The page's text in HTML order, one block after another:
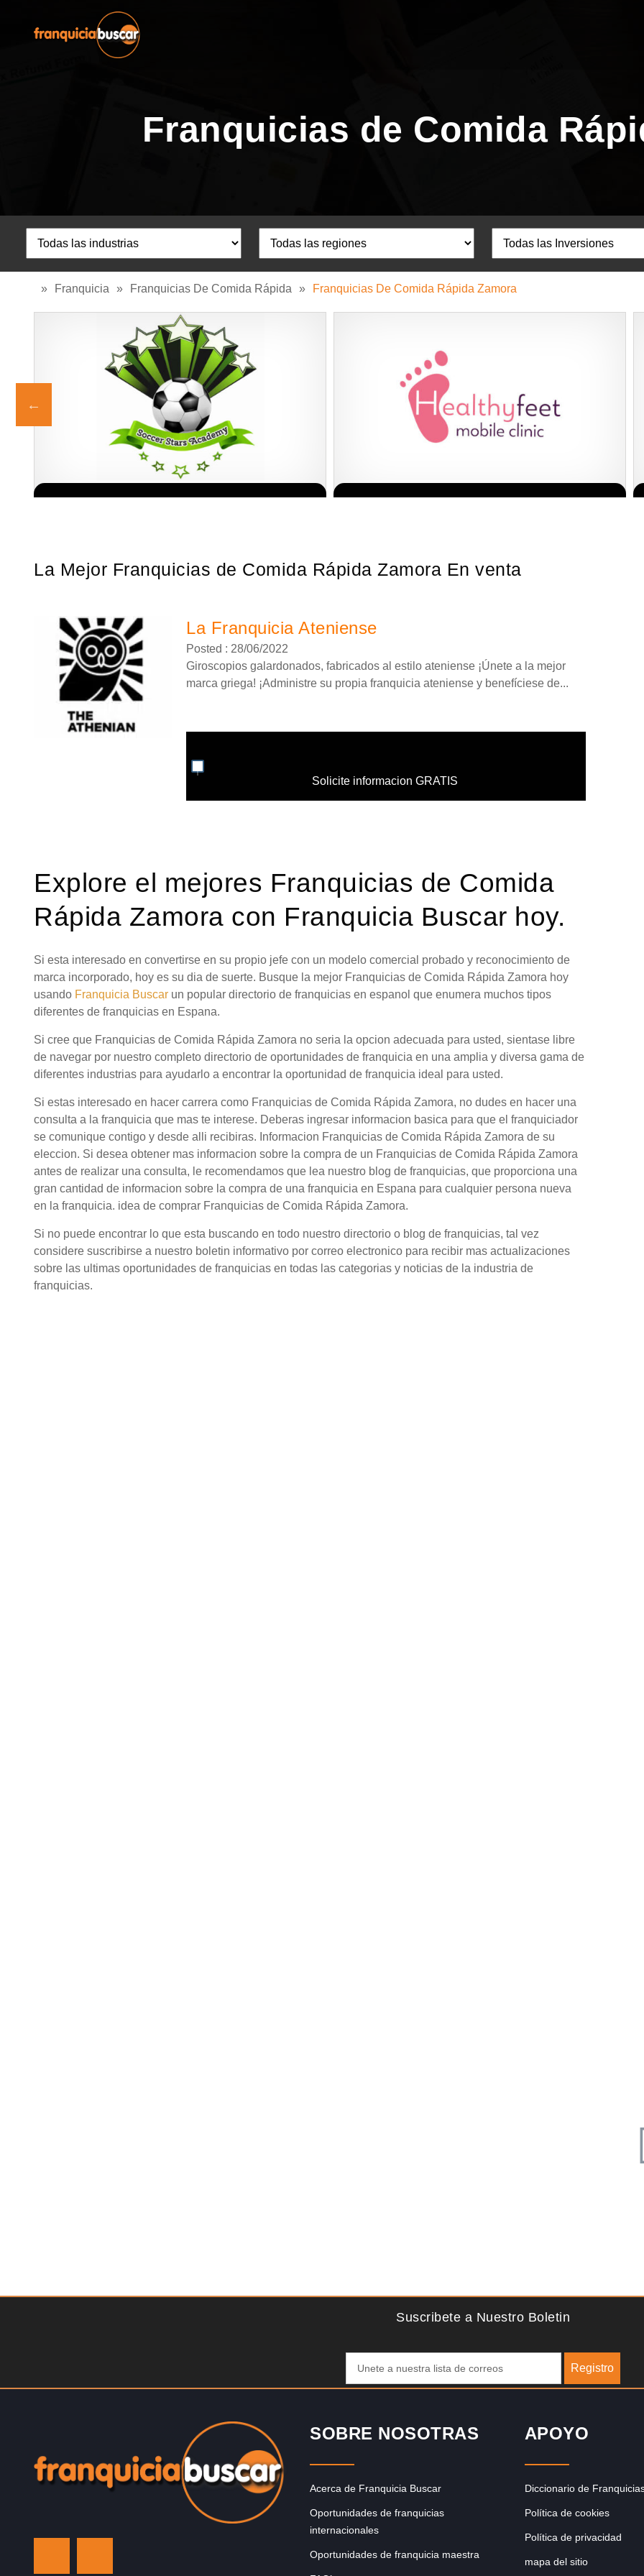
Franquicias de Comida
» Franquicia » Franquicias De Comida Rápida » Franquicias De Comida Rápida Zamora
La Mejor Franquicias de Comida Rápida Zamora En venta
La Franquicia Ateniense
Posted : 28/06/2022
Giroscopios galardonados, fabricados al estilo ateniense ¡Únete a la mejor
marca griega! ¡Administre su propia franquicia ateniense y benefíciese de...
Solicite informacion GRATIS
Explore el mejores Franquicias de Comida
Rápida Zamora con Franquicia Buscar hoy.
Si esta interesado en convertirse en su propio jefe con un modelo comercial probado y reconocimiento de
marca incorporado, hoy es su dia de suerte. Busque la mejor Franquicias de Comida Rápida Zamora hoy
usando Franquicia Buscar un popular directorio de franquicias en espanol que enumera muchos tipos
diferentes de franquicias en Espana.
Si cree que Franquicias de Comida Rápida Zamora no seria la opcion adecuada para usted, sientase libre
de navegar por nuestro completo directorio de oportunidades de franquicia en una amplia y diversa gama de
diferentes industrias para ayudarlo a encontrar la oportunidad de franquicia ideal para usted.
Si estas interesado en hacer carrera como Franquicias de Comida Rápida Zamora, no dudes en hacer una
consulta a la franquicia que mas te interese. Deberas ingresar informacion basica para que el franquiciador
se comunique contigo y desde alli recibiras. Informacion Franquicias de Comida Rápida Zamora de su
eleccion. Si desea obtener mas informacion sobre la compra de un Franquicias de Comida Rápida Zamora
antes de realizar una consulta, le recomendamos que lea nuestro blog de franquicias, que proporciona una
gran cantidad de informacion sobre la compra de una franquicia en Espana para cualquier persona nueva
en la franquicia. idea de comprar Franquicias de Comida Rápida Zamora.
Si no puede encontrar lo que esta buscando en todo nuestro directorio o blog de franquicias, tal vez
considere suscribirse a nuestro boletin informativo por correo electronico para recibir mas actualizaciones
sobre las ultimas oportunidades de franquicias en todas las categorias y noticias de la industria de
franquicias.
involucrar a…
Suscribete a Nuestro Boletin
Registro
SOBRE NOSOTRAS
Acerca de Franquicia Buscar
Oportunidades de franquicias
internacionales
Oportunidades de franquicia maestra
APOYO
Diccionario de
Política de cookies
Política de privacidad
mapa del sitio